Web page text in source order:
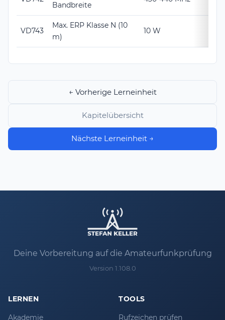
Bandbreite
VD743
Max. ERP Klasse N (10
m)
10 W
← Vorherige Lerneinheit
Kapitelübersicht
Nächste Lerneinheit →
Deine Vorbereitung auf die Amateurfunkprüfung
Version 1.108.0
LERNEN
Akademie
TOOLS
Rufzeichen prüfen